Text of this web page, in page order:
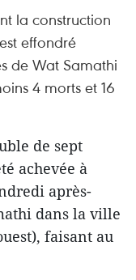
la construction
effondré
de Wat Samathi
4 morts et 16
de sept
achevée à
après-
dans la ville
faisant au